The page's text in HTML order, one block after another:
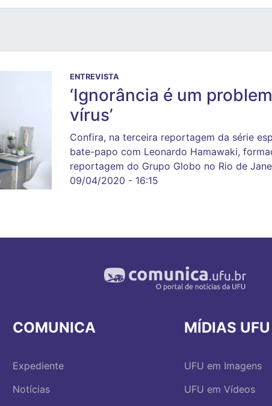
ENTREVISTA
‘Ignorância é um
vírus’
Confira, na terceira reportagem da série
bate-papo com Leonardo Hamawaki,
reportagem do Grupo Globo no Rio de
09/04/2020 - 16:15
COMUNICA
Expediente
Notícias
MÍDIAS UFU
UFU em Imagens
UFU em Vídeos